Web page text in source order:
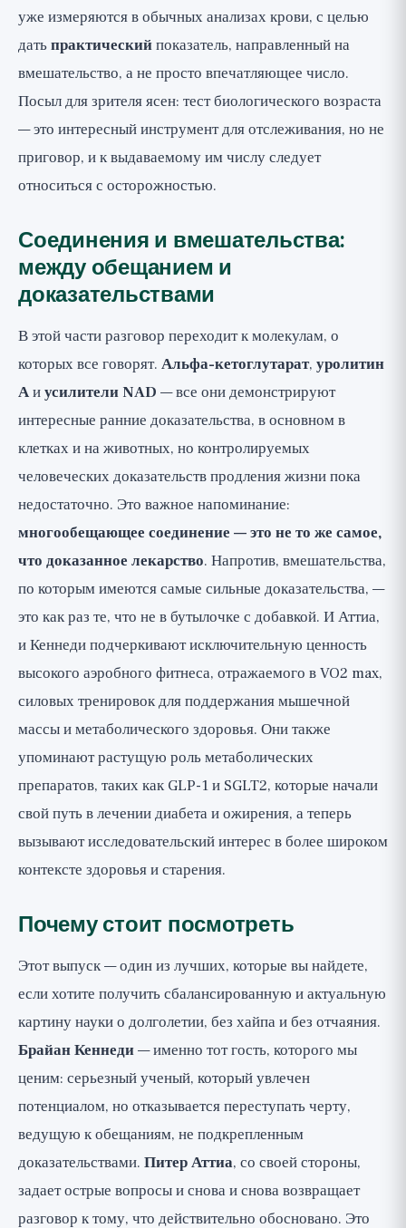
уже измеряются в обычных анализах крови, с целью
датьпрактическийпоказатель, направленный на
вмешательство, а не просто впечатляющее число.
Посыл для зрителя ясен: тест биологического возраста
— это интересный инструмент для отслеживания, но не
приговор, и к выдаваемому им числу следует
относиться с осторожностью.
Соединения и вмешательства:
между обещанием и
доказательствами
В этой части разговор переходит к молекулам, о
которых все говорят. Альфа-кетоглутарат, уролитин
Аиусилители NAD — все они демонстрируют
интересные ранние доказательства, в основном в
клетках и на животных, но контролируемых
человеческих доказательств продления жизни пока
недостаточно. Это важное напоминание:
многообещающее соединение — это не то же самое,
что доказанное лекарство. Напротив, вмешательства,
по которым имеются самые сильные доказательства, —
это как раз те, что не в бутылочке с добавкой. И Аттиа,
и Кеннеди подчеркивают исключительную ценность
высокого аэробного фитнеса, отражаемого в VO2 max,
силовых тренировок для поддержания мышечной
массы и метаболического здоровья. Они также
упоминают растущую роль метаболических
препаратов, таких как GLP-1 и SGLT2, которые начали
свой путь в лечении диабета и ожирения, а теперь
вызывают исследовательский интерес в более широком
контексте здоровья и старения.
Почему стоит посмотреть
Этот выпуск — один из лучших, которые вы найдете,
если хотите получить сбалансированную и актуальную
картину науки о долголетии, без хайпа и без отчаяния.
Брайан Кеннеди— именно тот гость, которого мы
ценим: серьезный ученый, который увлечен
потенциалом, но отказывается переступать черту,
ведущую к обещаниям, не подкрепленным
доказательствами. Питер Аттиа, со своей стороны,
задает острые вопросы и снова и снова возвращает
разговор к тому, что действительно обосновано. Это